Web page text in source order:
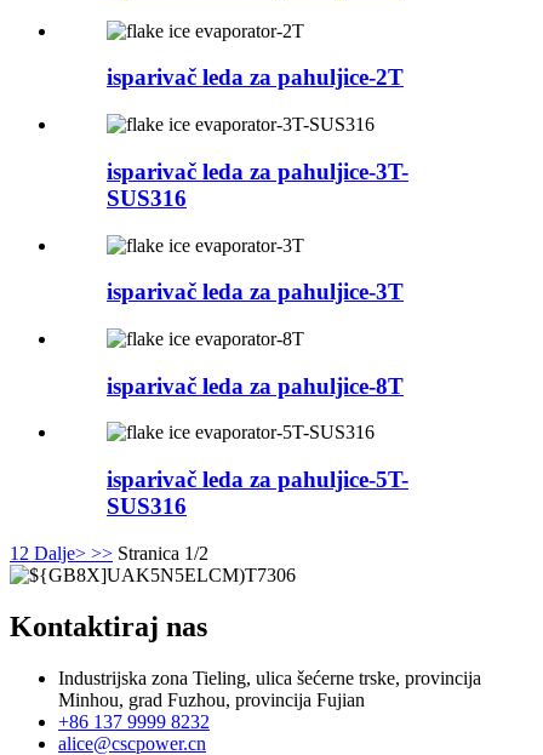
isparivač leda za pahuljice-2T
isparivač leda za pahuljice-3T-
SUS316
isparivač leda za pahuljice-3T
isparivač leda za pahuljice-8T
isparivač leda za pahuljice-5T-
SUS316
1 2 Dalje> >> Stranica 1/2
Kontaktiraj nas
Industrijska zona Tieling, ulica šećerne trske, provincija
Minhou, grad Fuzhou, provincija Fujian
+86 137 9999 8232
alice@cscpower.cn